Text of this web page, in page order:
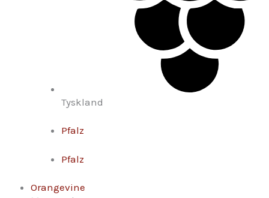
Tyskland
Pfalz
Pfalz
Orangevine